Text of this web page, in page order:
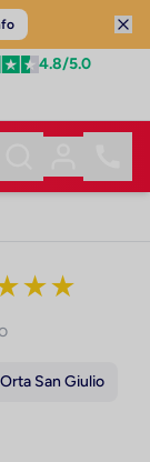
4.8/5.0
★★
San Giulio